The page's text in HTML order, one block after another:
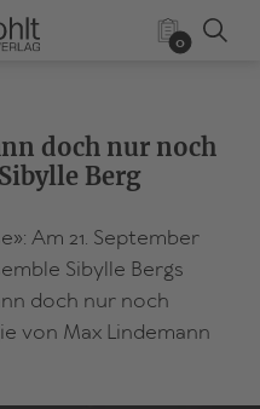
0
doch nur noch
Berg
Am 21. September
Sibylle Bergs
doch nur noch
von Max Lindemann